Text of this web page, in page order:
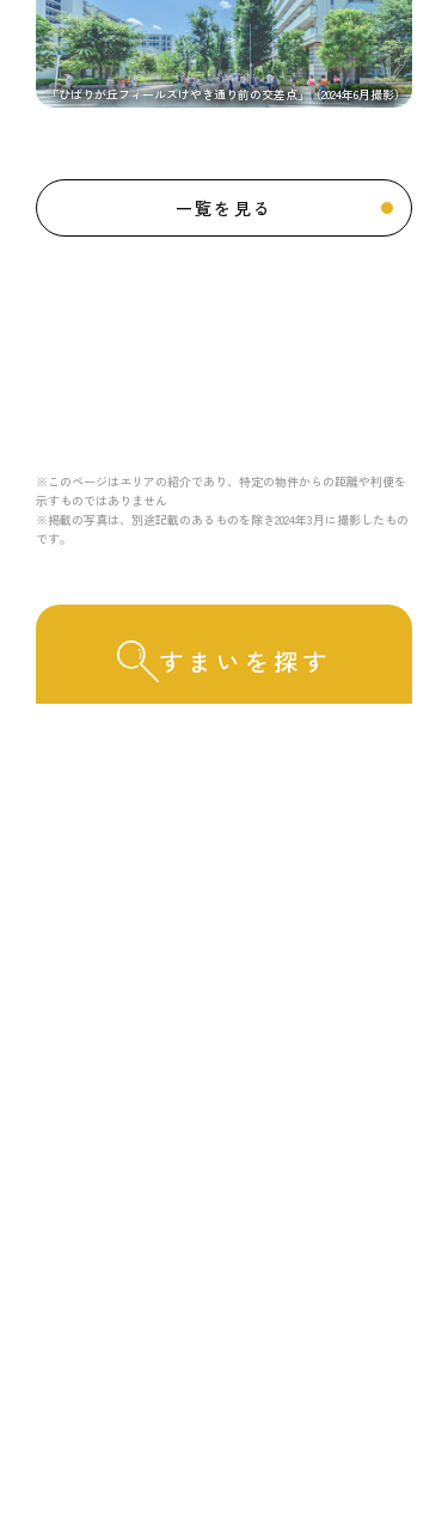
「ひばりが丘フィールズけやき通り前の交差点」（2024年6月撮影）
一覧を見る
※このページはエリアの紹介であり、特定の物件からの距離や利便を
示すものではありません
※掲載の写真は、別途記載のあるものを除き2024年3月に撮影したもの
です。
すまいを探す